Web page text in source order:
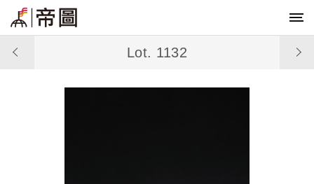
Lot. 1132